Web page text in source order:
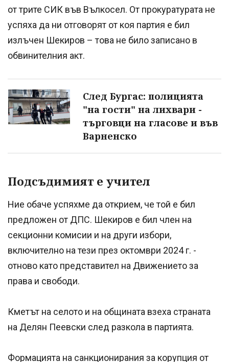
от трите СИК във Вълкосел. От прокуратурата не
успяха да ни отговорят от коя партия е бил
излъчен Шекиров – това не било записано в
обвинителния акт.
След Бургас: полицията
"на гости" на лихвари -
търговци на гласове и във
Варненско
Подсъдимият е учител
Ние обаче успяхме да открием, че той е бил
предложен от ДПС. Шекиров е бил член на
секционни комисии и на други избори,
включително на тези през октомври 2024 г. -
отново като представител на Движението за
права и свободи.
Кметът на селото и на общината взеха страната
на Делян Пеевски след разкола в партията.
Формацията на санкционирания за корупция от